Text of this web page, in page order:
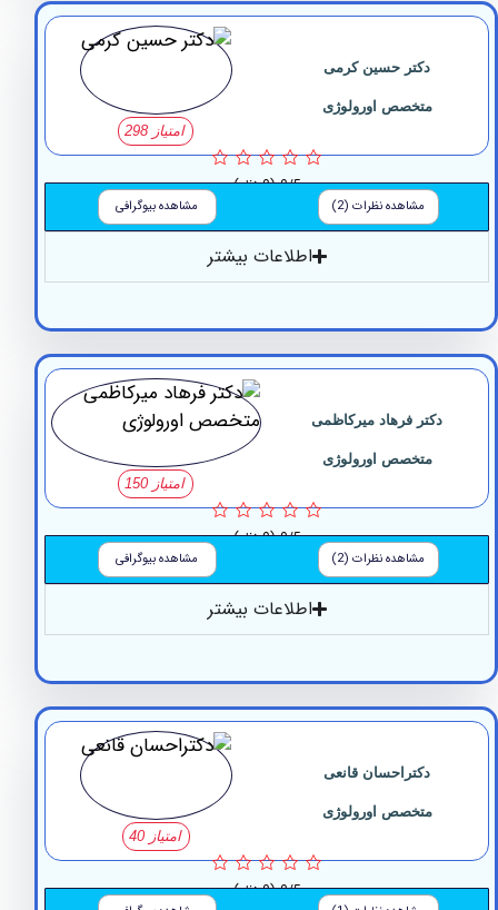
دکتر حسین کرمی
متخصص اورولوژی
0/5 (0 نظر)
مشاهده نظرات (2) مشاهده بیوگرافی
اطلاعات بیشتر
دکتر فرهاد میرکاظمی
متخصص اورولوژی
0/5 (0 نظر)
مشاهده نظرات (2) مشاهده بیوگرافی
اطلاعات بیشتر
دکتراحسان قانعی
متخصص اورولوژی
0/5 (0 نظر)